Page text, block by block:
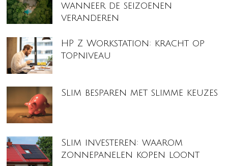
wanneer de seizoenen
veranderen
HP Z Workstation: kracht op
topniveau
Slim besparen met slimme keuzes
Slim investeren: waarom
zonnepanelen kopen loont